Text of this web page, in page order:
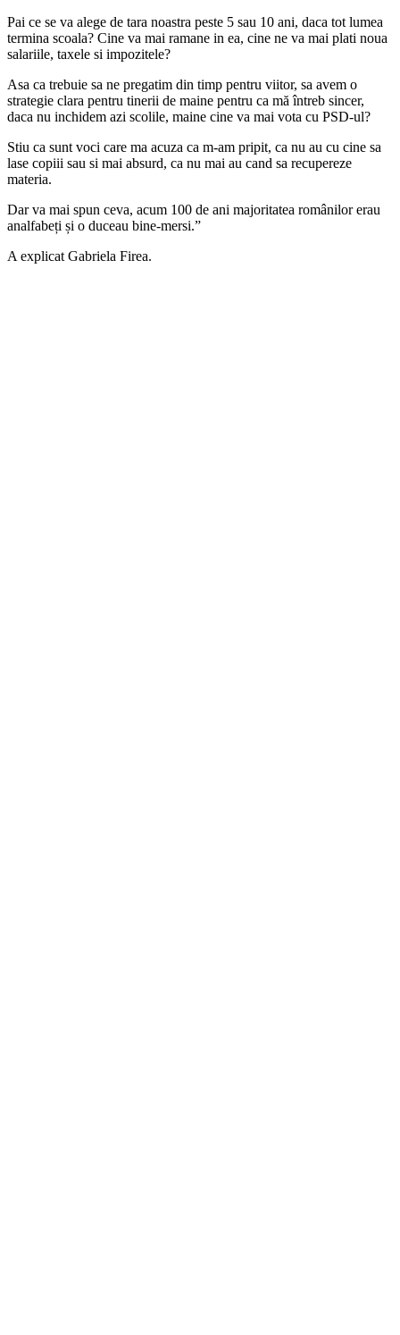
Pai ce se va alege de tara noastra peste 5 sau 10 ani, daca tot lumea
termina scoala? Cine va mai ramane in ea, cine ne va mai plati noua
salariile, taxele si impozitele?
Asa ca trebuie sa ne pregatim din timp pentru viitor, sa avem o
strategie clara pentru tinerii de maine pentru ca mă întreb sincer,
daca nu inchidem azi scolile, maine cine va mai vota cu PSD-ul?
Stiu ca sunt voci care ma acuza ca m-am pripit, ca nu au cu cine sa
lase copiii sau si mai absurd, ca nu mai au cand sa recupereze
materia.
Dar va mai spun ceva, acum 100 de ani majoritatea românilor erau
analfabeți și o duceau bine-mersi.”
A explicat Gabriela Firea.